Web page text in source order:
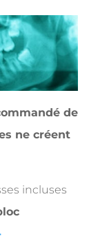
de
ne créent
incluses